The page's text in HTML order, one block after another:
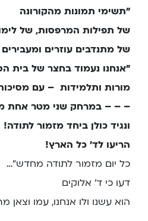
”תשימי תמונות מהקורונה
של תפילות המרפסות, של
של מתנדבים עוזרים
”אנחנו נעמוד בחצר של בית
מורות ותלמידות – עם
– – – במרחק שני מטר אחת
ונגיד כולן ביחד מזמור לתודה!
הריעו לד’ כל הארץ!
כל יום מזמור לתודה מחדש”…
דעו כי ד’ אלוקים
הוא עשנו ולו אנחנו, עמו וצאן